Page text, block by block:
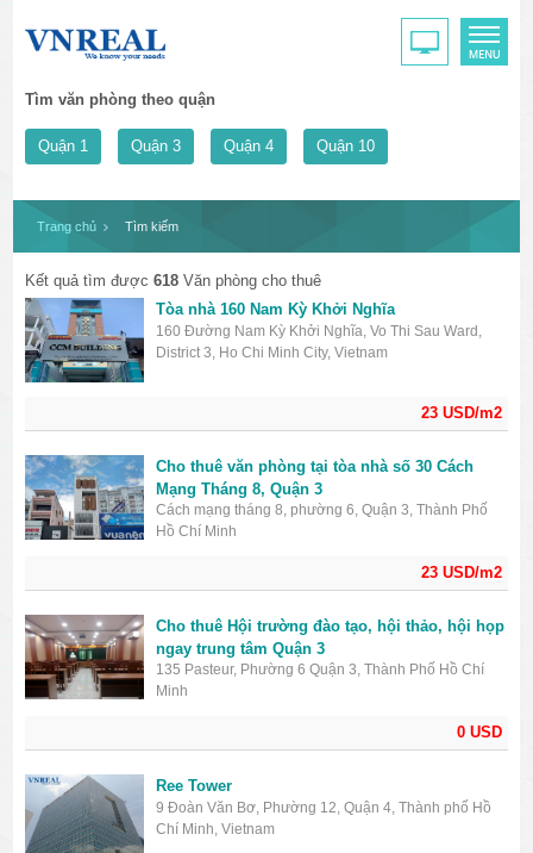
Tìm văn phòng theo quận
Quận 1 Quận 3 Quận 4 Quận 10
Trang chủ Tìm kiếm
Kết quả tìm được618 Văn phòng cho thuê
23 USD/m2
Tòa nhà 160 Nam Kỳ Khởi Nghĩa
160 Đường Nam Kỳ Khởi Nghĩa, Vo Thi Sau Ward,
District 3, Ho Chi Minh City, Vietnam
23 USD/m2
Cho thuê văn phòng tại tòa nhà số 30 Cách
Mạng Tháng 8, Quận 3
Cách mạng tháng 8, phường 6, Quận 3, Thành Phố
Hồ Chí Minh
0 USD
Cho thuê Hội trường đào tạo, hội thảo, hội họp
ngay trung tâm Quận 3
135 Pasteur, Phường 6 Quận 3, Thành Phố Hồ Chí
Minh
Ree Tower
9 Đoàn Văn Bơ, Phường 12, Quận 4, Thành phố Hồ
Chí Minh, Vietnam